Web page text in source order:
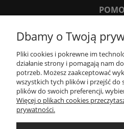
MOJE
PŁATNOŚCI I
Dbamy o Twoją
Pliki cookies i pokrewne im
działanie strony i pomagają nam
potrzeb. Możesz zaakceptować
wszystkich tych plików i przejść do
plików do swoich preferencji,
Więcej o plikach cookies
prywatności.